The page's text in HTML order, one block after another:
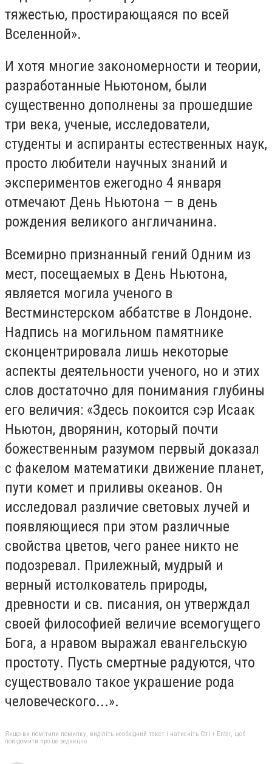
тяжестью, простирающаяся по всей
Вселенной».
И хотя многие закономерности и теории,
разработанные Ньютоном, были
существенно дополнены за прошедшие
три века, ученые, исследователи,
студенты и аспиранты естественных наук,
просто любители научных знаний и
экспериментов ежегодно 4 января
отмечают День Ньютона — в день
рождения великого англичанина.
Всемирно признанный гений Одним из
мест, посещаемых в День Ньютона,
является могила ученого в
Вестминстерском аббатстве в Лондоне.
Надпись на могильном памятнике
сконцентрировала лишь некоторые
аспекты деятельности ученого, но и этих
слов достаточно для понимания глубины
его величия: «Здесь покоится сэр Исаак
Ньютон, дворянин, который почти
божественным разумом первый доказал
с факелом математики движение планет,
пути комет и приливы океанов. Он
исследовал различие световых лучей и
появляющиеся при этом различные
свойства цветов, чего ранее никто не
подозревал. Прилежный, мудрый и
верный истолкователь природы,
древности и св. писания, он утверждал
своей философией величие всемогущего
Бога, а нравом выражал евангельскую
простоту. Пусть смертные радуются, что
существовало такое украшение рода
человеческого...».
Якщо ви помітили помилку, виділіть необхідний текст і натисніть Ctrl + Enter, щоб
повідомити про це редакцію